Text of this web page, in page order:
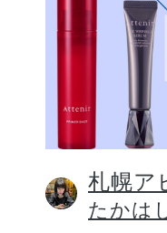
札幌ア
たかは